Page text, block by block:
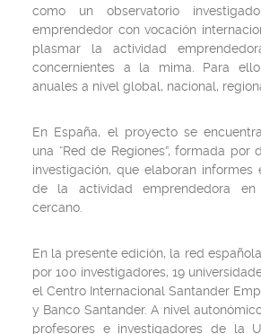
como un observatorio
emprendedor con vocación
plasmar la actividad
concernientes a la mima. Para
anuales a nivel global, nacional,
En España, el proyecto se
una “Red de Regiones”, formada por
investigación, que elaboran informes
de la actividad emprendedora
cercano.
En la presente edición, la red
por 100 investigadores, 19
el Centro Internacional Santander
y Banco Santander. A nivel
profesores e investigadores de la